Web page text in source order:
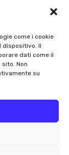
come i cookie
dispositivo. Il
dati come il
Non
su
|